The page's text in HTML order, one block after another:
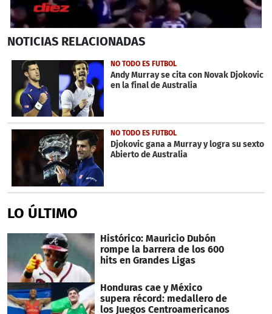
seconds
3
minutes,
seconds
NOTICIAS RELACIONADAS
NO TODO ES FUTBOL
Andy Murray se cita con Novak Djokovic
en la final de Australia
NO TODO ES FUTBOL
Djokovic gana a Murray y logra su sexto
Abierto de Australia
LO ÚLTIMO
Histórico: Mauricio Dubón
rompe la barrera de los 600
hits en Grandes Ligas
Honduras cae y México
supera récord: medallero de
los Juegos Centroamericanos